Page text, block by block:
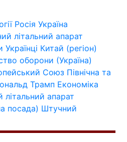
Росія Україна
літальний апарат
Українці Китай (регіон)
оборони (Україна)
Союз Північна та
Трамп Економіка
літальний апарат
посада) Штучний